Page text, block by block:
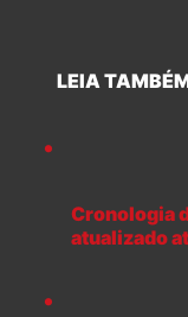
LEIA
Cronologia
atualizado